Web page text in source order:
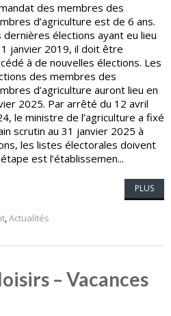
des membres des
d’agriculture est de 6 ans.
dernières élections ayant eu lieu
janvier 2019, il doit être
à de nouvelles élections. Les
des membres des
d’agriculture auront lieu en
2025. Par arrêté du 12 avril
le ministre de l’agriculture a fixé
scrutin au 31 janvier 2025 à
les listes électorales doivent
est l’établissemen...
PLUS
,Actualités
– Vacances